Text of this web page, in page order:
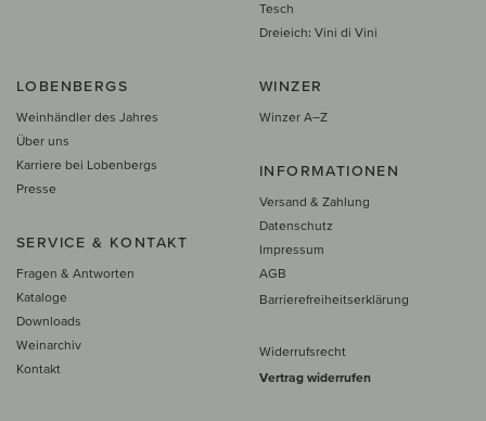
Tesch
Dreieich: Vini di Vini
LOBENBERGS
Weinhändler des Jahres
Über uns
Karriere bei Lobenbergs
Presse
SERVICE & KONTAKT
Fragen & Antworten
Kataloge
Downloads
Weinarchiv
Kontakt
WINZER
Winzer A–Z
INFORMATIONEN
Versand & Zahlung
Datenschutz
Impressum
AGB
Barrierefreiheitserklärung
Widerrufsrecht
Vertrag widerrufen